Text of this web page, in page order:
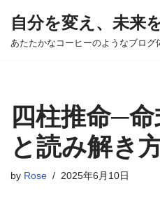
コ
ツ
へ
ス
キ
ッ
自分を変え、未来
あたたかなコーヒーのようなブログ
四柱推命─
と読み解き
by Rose 2025年6月10日